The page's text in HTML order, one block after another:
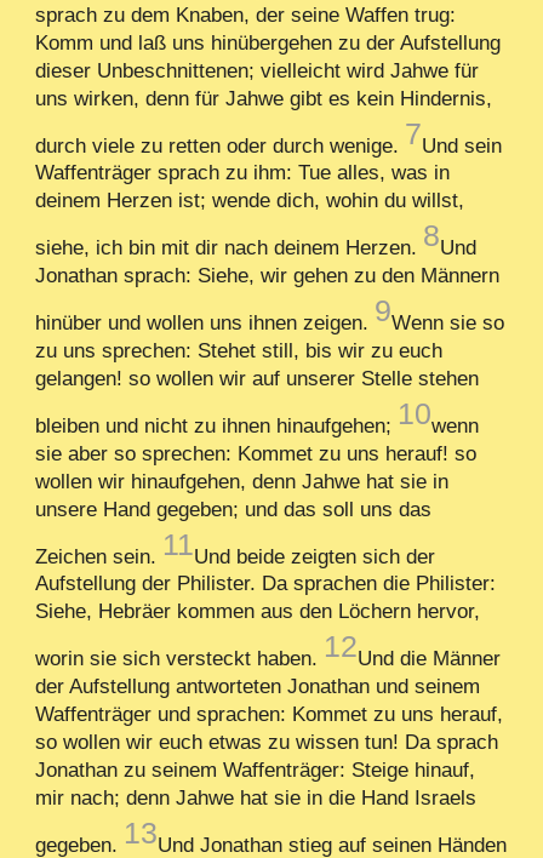
sprach zu dem Knaben, der seine Waffen trug:
Komm und laß uns hinübergehen zu der Aufstellung
dieser Unbeschnittenen; vielleicht wird Jahwe für
uns wirken, denn für Jahwe gibt es kein Hindernis,
durch viele zu retten oder durch wenige. 7Und sein
Waffenträger sprach zu ihm: Tue alles, was in
deinem Herzen ist; wende dich, wohin du willst,
siehe, ich bin mit dir nach deinem Herzen. 8Und
Jonathan sprach: Siehe, wir gehen zu den Männern
hinüber und wollen uns ihnen zeigen. 9Wenn sie so
zu uns sprechen: Stehet still, bis wir zu euch
gelangen! so wollen wir auf unserer Stelle stehen
bleiben und nicht zu ihnen hinaufgehen; 10wenn
sie aber so sprechen: Kommet zu uns herauf! so
wollen wir hinaufgehen, denn Jahwe hat sie in
unsere Hand gegeben; und das soll uns das
Zeichen sein. 11Und beide zeigten sich der
Aufstellung der Philister. Da sprachen die Philister:
Siehe, Hebräer kommen aus den Löchern hervor,
worin sie sich versteckt haben. 12Und die Männer
der Aufstellung antworteten Jonathan und seinem
Waffenträger und sprachen: Kommet zu uns herauf,
so wollen wir euch etwas zu wissen tun! Da sprach
Jonathan zu seinem Waffenträger: Steige hinauf,
mir nach; denn Jahwe hat sie in die Hand Israels
gegeben. 13Und Jonathan stieg auf seinen Händen